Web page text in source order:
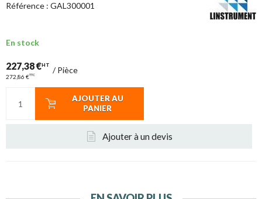
Référence : GAL300001
En stock
227,38 €HT
272,86 €TTC /Pièce
AJOUTER AU
PANIER
Ajouter à un devis